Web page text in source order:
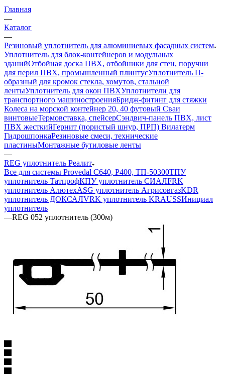
Главная
—
Каталог
—
Резиновый уплотнитель для алюминиевых фасадных систем
Уплотнитель для блок-контейнеров и модульных
зданийОтбойная доска ПВХ, отбойники для стен, поручни
для перил ПВХ, промышленный плинтусУплотнитель П-
образный для кромок стекла, хомутов, стальной
лентыУплотнитель для окон ПВХУплотнители для
транспортного машиностроенияБридж-фитинг для стяжки
Колеса на морской контейнер 20, 40 футовый Сваи
винтовыеТермовставка, спейсерСэндвич-панель ПВХ, лист
ПВХ жесткийГернит (пористый шнур, ПРП) Вилатерм
ГидрошпонкаРезиновые смеси, технические
пластиныМонтажные бутиловые ленты
—
REG уплотнитель Реалит
Все для системы Provedal С640, Р400, ТП-50300ТПУ
уплотнитель ТатпрофКПУ уплотнитель СИАЛFRK
уплотнитель АлютехASG уплотнитель АгрисовгазKDR
уплотнитель ДОКСАЛVRK уплотнитель KRAUSSИнициал
уплотнитель
—REG 052 уплотнитель (300м)